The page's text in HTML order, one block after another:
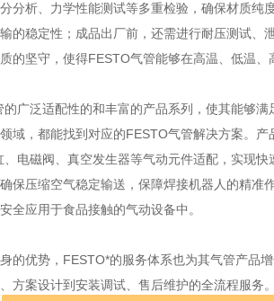
分析、力学性能测试等多重检验，确保材质
的稳定性；成品出厂前，还需进行耐压测试
的坚守，使得FESTO气管能够在高温、低温
泛适配性的和丰富的产品系列，使其能够满
域，都能找到对应的FESTO气管解决方案。
电磁阀、真空发生器等气动元件适配，实现
保压缩空气稳定输送，保障焊接机器人的精
全应用于食品接触的气动设备中。
优势，FESTO*的服务体系也为其气管产品增
方案设计到安装调试、售后维护的全流程服